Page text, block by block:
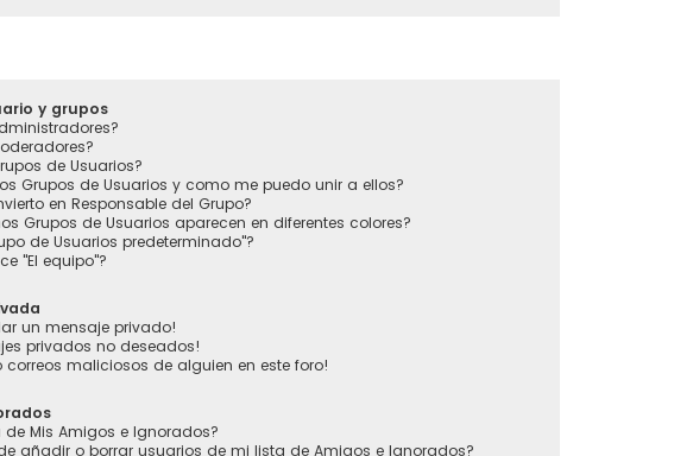
y grupos
de Usuarios?
Grupos de Usuarios y como me puedo unir a ellos?
en Responsable del Grupo?
Grupos de Usuarios aparecen en diferentes colores?
de Usuarios predeterminado"?
"El equipo"?
un mensaje privado!
privados no deseados!
correos maliciosos de alguien en este foro!
de Mis Amigos e Ignorados?
añadir o borrar usuarios de mi lista de Amigos e Ignorados?